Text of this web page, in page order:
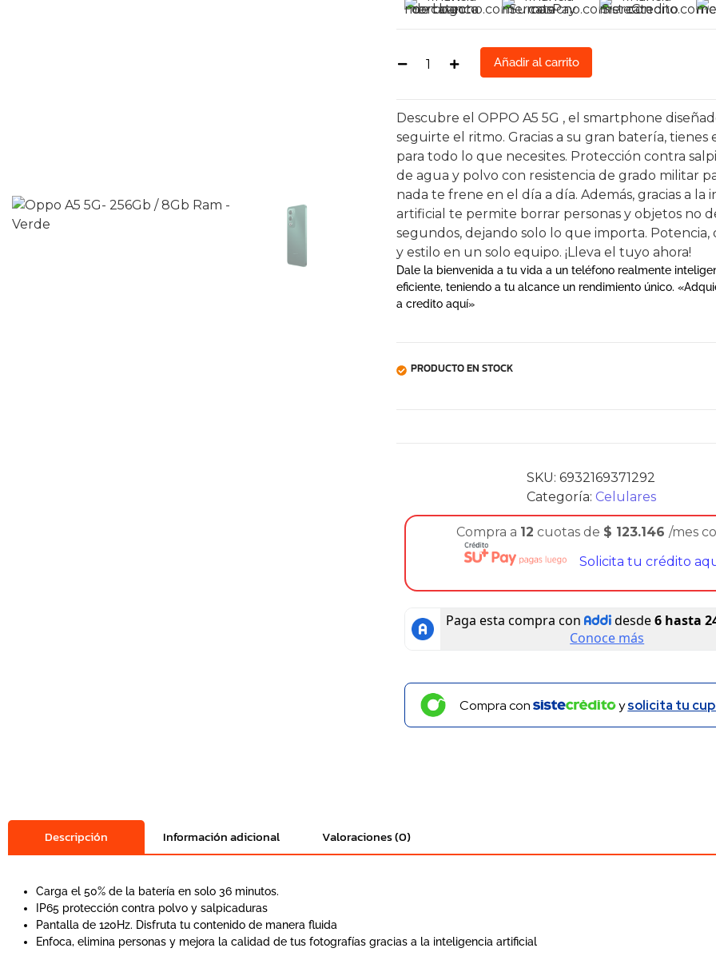
Añadir al carrito
Descubre el OPPO A5 5G , el smartphone
seguirte el ritmo. Gracias a su gran batería, tienes
para todo lo que necesites. Protección contra
de agua y polvo con resistencia de grado militar
nada te frene en el día a día. Además, gracias a la
artificial te permite borrar personas y objetos no
segundos, dejando solo lo que importa. Potencia,
y estilo en un solo equipo. ¡Lleva el tuyo ahora!
Dale la bienvenida a tu vida a un teléfono realmente
eficiente, teniendo a tu alcance un rendimiento único.
a credito aquí»
PRODUCTO EN STOCK
SKU:6932169371292
Categoría: Celulares
Compra a 12 cuotas de $ 123.146 /mes
Solicita tu crédito
Compra con ysolicita tu
Descripción Información adicional Valoraciones (0)
Carga el 50% de la batería en solo 36 minutos.
IP65 protección contra polvo y salpicaduras
Pantalla de 120Hz. Disfruta tu contenido de manera fluida
Enfoca, elimina personas y mejora la calidad de tus fotografías gracias a la inteligencia artificial